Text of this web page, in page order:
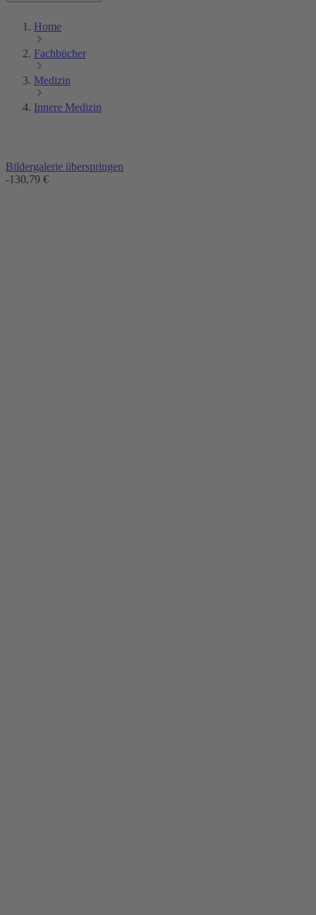
Home
Fachbücher
Medizin
Innere Medizin
Bildergalerie überspringen
-130,79 €